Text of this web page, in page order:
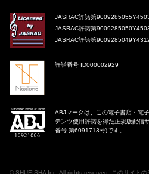
JASRAC許諾第
JASRAC許諾第
JASRAC許諾第
許諾番号 ID000002929
ABJマークは、この電子書店・電
テンツ使用許諾を得た正規版配信
番号 第6091713号)です。